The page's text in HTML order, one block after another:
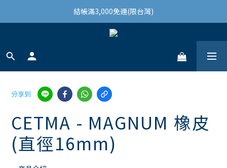
結帳滿3,000免運(限台灣)
結帳滿3,000免運(限台灣)
註冊會員領100購物金
分享到
CETMA - MAGNUM 橡皮
(直徑16mm)